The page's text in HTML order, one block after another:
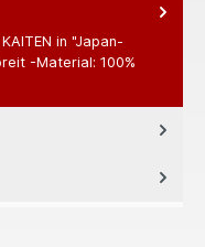
in "Japan-
-Material: 100%